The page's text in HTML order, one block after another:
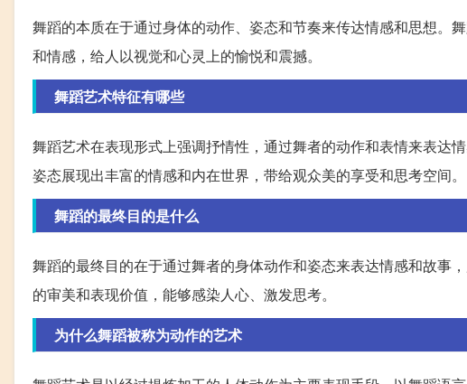
舞蹈的本质在于通过身体的动作、姿态和节奏来传达情感和思想。
和情感，给人以视觉和心灵上的愉悦和震撼。
舞蹈艺术特征有哪些
舞蹈艺术在表现形式上强调抒情性，通过舞者的动作和表情来表达
姿态展现出丰富的情感和内在世界，带给观众美的享受和思考空间。
舞蹈的最终目的是什么
舞蹈的最终目的在于通过舞者的身体动作和姿态来表达情感和故事
的审美和表现价值，能够感染人心、激发思考。
为什么舞蹈被称为动作的艺术